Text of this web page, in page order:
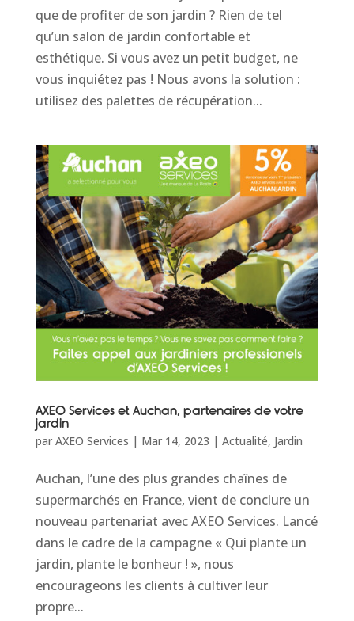
que de profiter de son jardin ? Rien de tel
qu’un salon de jardin confortable et
esthétique. Si vous avez un petit budget, ne
vous inquiétez pas ! Nous avons la solution :
utilisez des palettes de récupération...
AXEO Services et Auchan, partenaires de votre
jardin
par AXEO Services | Mar 14, 2023 | Actualité, Jardin
Auchan, l’une des plus grandes chaînes de
supermarchés en France, vient de conclure un
nouveau partenariat avec AXEO Services. Lancé
dans le cadre de la campagne « Qui plante un
jardin, plante le bonheur ! », nous
encourageons les clients à cultiver leur
propre...